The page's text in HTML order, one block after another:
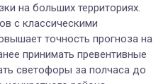
на больших территориях.
с классическими
точность прогноза на
принимать превентивные
светофоры за полчаса до